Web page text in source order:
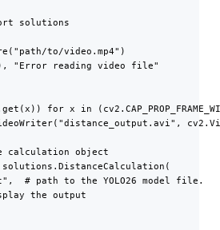
solutions
to/video.mp4")
"Error reading video file"
for x in
object
# path to the YOLO26 model file.
the output